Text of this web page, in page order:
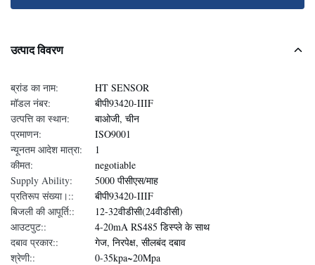
उत्पाद विवरण
ब्रांड का नाम:
HT SENSOR
मॉडल नंबर:
बीपी93420-IIIF
उत्पत्ति का स्थान:
बाओजी, चीन
प्रमाणन:
ISO9001
न्यूनतम आदेश मात्रा:
1
कीमत:
negotiable
Supply Ability:
5000 पीसीएस/माह
प्रतिरूप संख्या।::
बीपी93420-IIIF
बिजली की आपूर्ति::
12-32वीडीसी(24वीडीसी)
आउटपुट::
4-20mA RS485 डिस्प्ले के साथ
दबाव प्रकार::
गेज, निरपेक्ष, सीलबंद दबाव
श्रेणी::
0-35kpa~20Mpa